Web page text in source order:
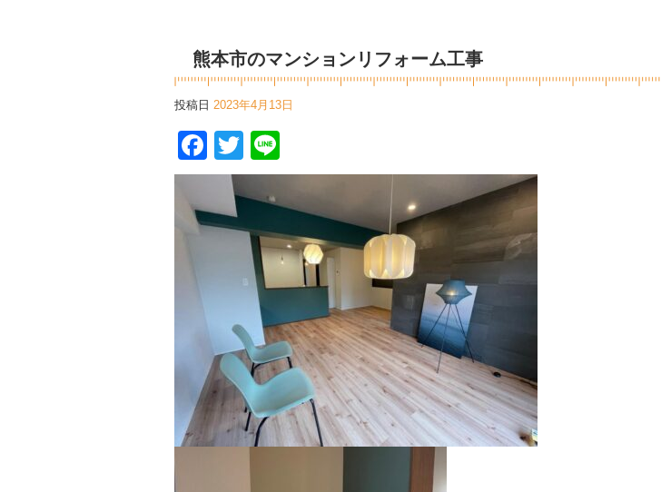
熊本市のマンションリフォーム工事
投稿日 2023年4月13日
Facebook
Twitter